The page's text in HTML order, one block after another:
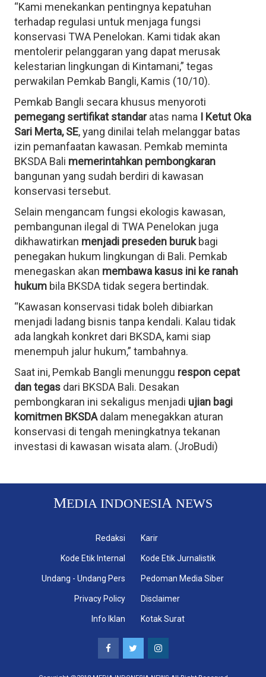
“Kami menekankan pentingnya kepatuhan
terhadap regulasi untuk menjaga fungsi
konservasi TWA Penelokan. Kami tidak akan
mentolerir pelanggaran yang dapat merusak
kelestarian lingkungan di Kintamani,” tegas
perwakilan Pemkab Bangli, Kamis (10/10).
Pemkab Bangli secara khusus menyoroti
pemegang sertifikat standaratas nama I Ketut Oka
Sari Merta, SE, yang dinilai telah melanggar batas
izin pemanfaatan kawasan. Pemkab meminta
BKSDA Bali memerintahkan pembongkaran
bangunan yang sudah berdiri di kawasan
konservasi tersebut.
Selain mengancam fungsi ekologis kawasan,
pembangunan ilegal di TWA Penelokan juga
dikhawatirkan menjadi preseden burukbagi
penegakan hukum lingkungan di Bali. Pemkab
menegaskan akan membawa kasus ini ke ranah
hukumbila BKSDA tidak segera bertindak.
“Kawasan konservasi tidak boleh dibiarkan
menjadi ladang bisnis tanpa kendali. Kalau tidak
ada langkah konkret dari BKSDA, kami siap
menempuh jalur hukum,” tambahnya.
Saat ini, Pemkab Bangli menunggu respon cepat
dan tegasdari BKSDA Bali. Desakan
pembongkaran ini sekaligus menjadi ujian bagi
komitmen BKSDAdalam menegakkan aturan
konservasi di tengah meningkatnya tekanan
investasi di kawasan wisata alam. (JroBudi)
MEDIA INDONESIA NEWS
Redaksi
Kode Etik Internal
Undang - Undang Pers
Privacy Policy
Info Iklan
Karir
Kode Etik Jurnalistik
Pedoman Media Siber
Disclaimer
Kotak Surat